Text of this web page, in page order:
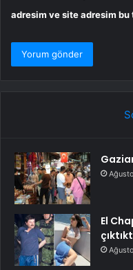
adresim ve site adresim bu
El